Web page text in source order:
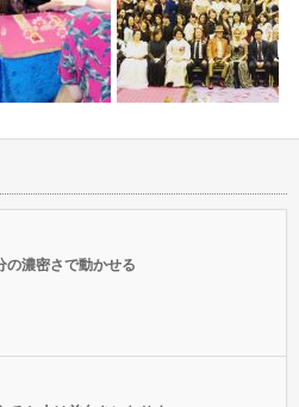
トモニター会にご参加い
ありが…
モダンミステリースクー
周年…
の濃密さで動かせる